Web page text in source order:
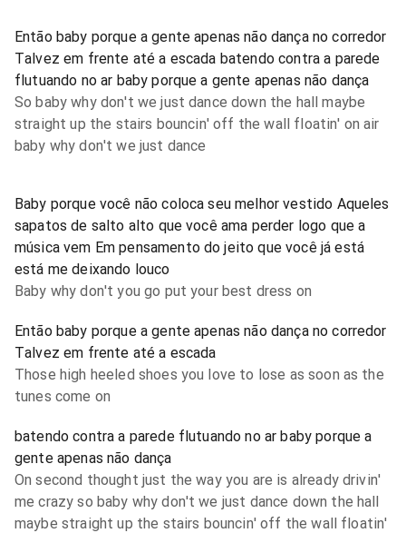
Então baby porque a gente apenas não dança no corredor
Talvez em frente até a escada batendo contra a parede
flutuando no ar baby porque a gente apenas não dança
So baby why don't we just dance down the hall maybe
straight up the stairs bouncin' off the wall floatin' on air
baby why don't we just dance
Baby porque você não coloca seu melhor vestido Aqueles
sapatos de salto alto que você ama perder logo que a
música vem Em pensamento do jeito que você já está
está me deixando louco
Baby why don't you go put your best dress on
Então baby porque a gente apenas não dança no corredor
Talvez em frente até a escada
Those high heeled shoes you love to lose as soon as the
tunes come on
batendo contra a parede flutuando no ar baby porque a
gente apenas não dança
On second thought just the way you are is already drivin'
me crazy so baby why don't we just dance down the hall
maybe straight up the stairs bouncin' off the wall floatin'